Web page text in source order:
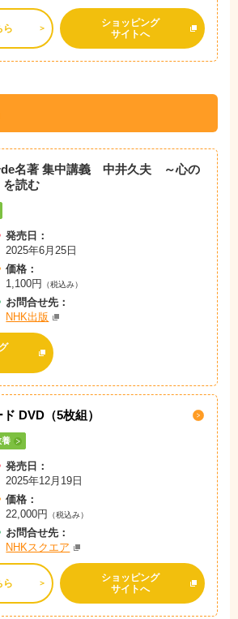
ら
ショッピング
サイトへ
de名著 集中講義 中井久夫 ～心の
を読む
発売日：
2025年6月25日
価格：
1,100円
（税込み）
お問合せ先：
NHK出版
DVD（5枚組）
養
発売日：
2025年12月19日
価格：
22,000円
（税込み）
お問合せ先：
NHKスクエア
ら
ショッピング
サイトへ